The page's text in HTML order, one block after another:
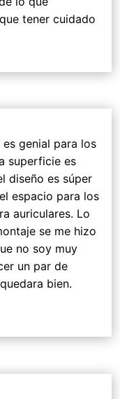
tener cuidado
genial para los
superficie es
diseño es súper
espacio para los
auriculares. Lo
se me hizo
no soy muy
un par de
bien.